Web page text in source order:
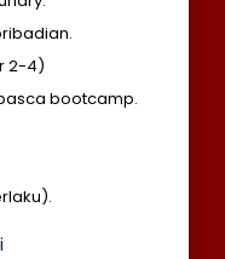
2-4)
bootcamp.